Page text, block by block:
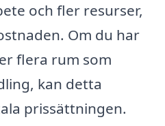
och fler resurser,
Om du har
flera rum som
kan detta
prissättningen.